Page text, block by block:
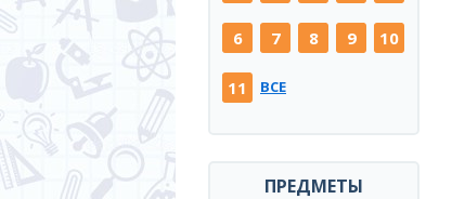
6 7 8 9 10
11 ВСЕ
ПРЕДМЕТЫ